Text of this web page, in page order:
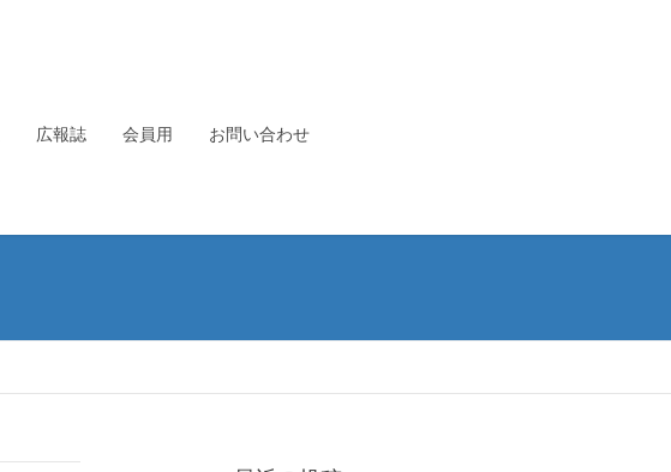
広報誌 会員用 お問い合わせ